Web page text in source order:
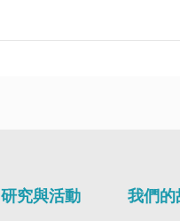
研究與活動 我們的